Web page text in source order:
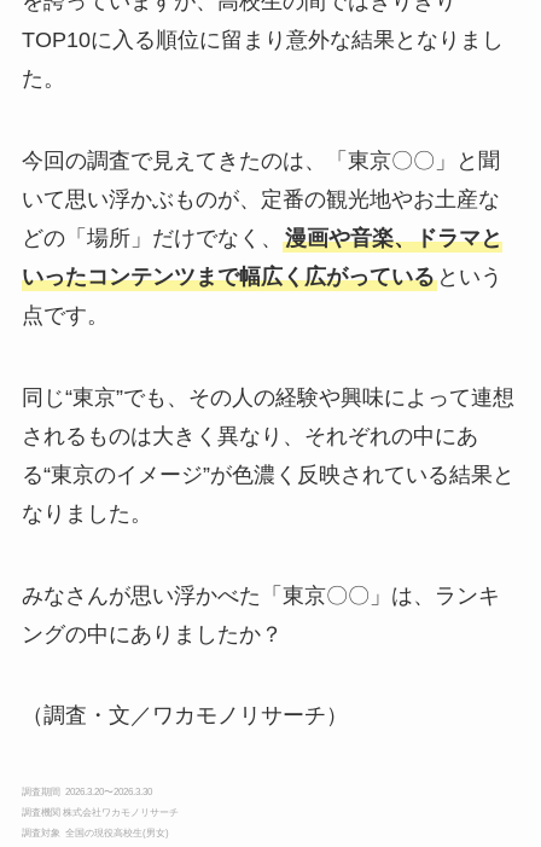
TOP10に入る順位に留まり意外な結果となりまし
た。
今回の調査で見えてきたのは、「東京〇〇」と聞
いて思い浮かぶものが、定番の観光地やお土産な
どの「場所」だけでなく、 漫画や音楽、ドラマと
いったコンテンツまで幅広く広がっているという
点です。
同じ“東京”でも、その人の経験や興味によって連想
されるものは大きく異なり、それぞれの中にあ
る“東京のイメージ”が色濃く反映されている結果と
なりました。
みなさんが思い浮かべた「東京〇〇」は、ランキ
ングの中にありましたか？
（調査・文／ワカモノリサーチ）
調査期間 2026.3.20〜2026.3.30
調査機関 株式会社ワカモノリサーチ
調査対象 全国の現役高校生(男女)